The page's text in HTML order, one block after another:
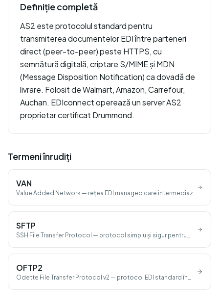
Definiție completă
AS2 este protocolul standard pentru
transmiterea documentelor EDI între parteneri
direct (peer-to-peer) peste HTTPS, cu
semnătură digitală, criptare S/MIME și MDN
(Message Disposition Notification) ca dovadă de
livrare. Folosit de Walmart, Amazon, Carrefour,
Auchan. EDIconnect operează un server AS2
proprietar certificat Drummond.
Termeni înrudiți
VAN
Value Added Network — rețea EDI managed care intermediază
SFTP
SSH File Transfer Protocol — protocol simplu și sigur pentru
OFTP2
Odette File Transfer Protocol v2 — protocol EDI standard în